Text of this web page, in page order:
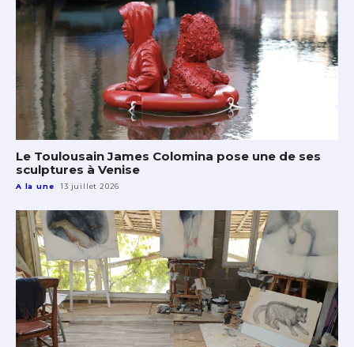
Le Toulousain James Colomina pose une de ses
sculptures à Venise
A la une 13 juillet 2026